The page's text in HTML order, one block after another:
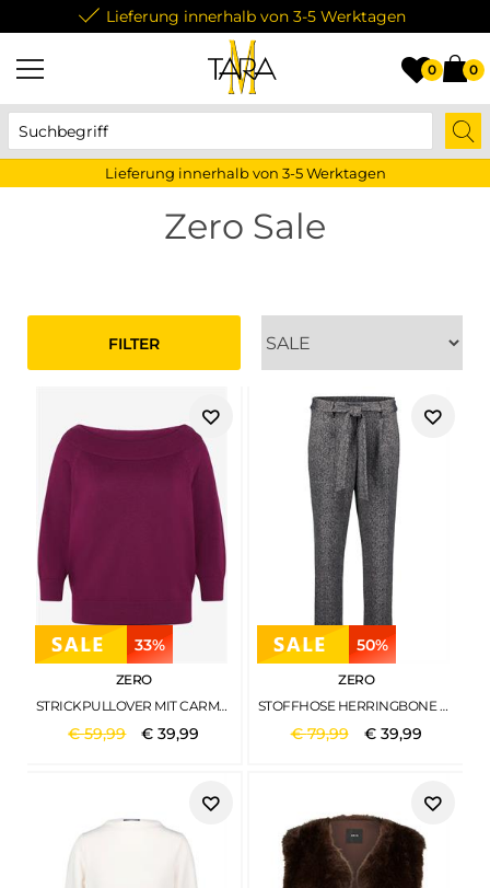
Lieferung innerhalb von 3-5 Werktagen
0 0
Lieferung innerhalb von 3-5 Werktagen
Zero Sale
FILTER
33%
ZERO
STRICKPULLOVER MIT CARMENAUSSCHNITT MAGENTA PURPLE
€59,99 €39,99
50%
ZERO
STOFFHOSE HERRINGBONE MIT BINDEGÜRTEL 28 INCH BLACKCREAM
€79,99 € 39,99